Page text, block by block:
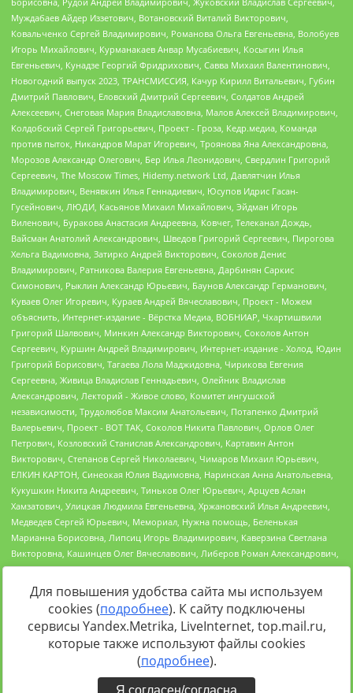
https://minjust.gov.ru/uploaded/files/reestr-
inostrannyih-agentov-22-03-2024.pdfданные на22.03.2024
Для повышения удобства сайта мы используем
cookies (подробнее). К сайту подключены
сервисы Yandex.Metrika, LiveInternet, top.mail.ru,
которые также используют файлы cookies
(подробнее).
Я согласен/согласна